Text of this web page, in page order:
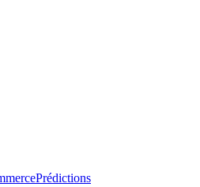
Prédictions